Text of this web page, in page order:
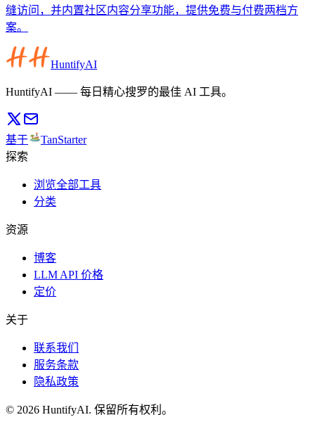
缝访问，并内置社区内容分享功能，提供免费与付费两档方
案。
HuntifyAI
HuntifyAI —— 每日精心搜罗的最佳 AI 工具。
基于
TanStarter
探索
浏览全部工具
分类
资源
博客
LLM API 价格
定价
关于
联系我们
服务条款
隐私政策
© 2026 HuntifyAI. 保留所有权利。